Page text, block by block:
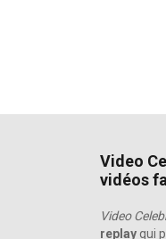
Video
vidéos
Video
replay qui